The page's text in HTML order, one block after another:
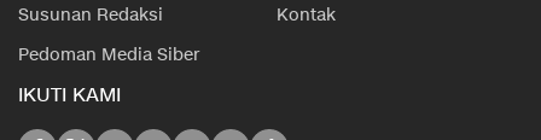
Susunan Redaksi
Kontak
Pedoman Media Siber
IKUTI KAMI